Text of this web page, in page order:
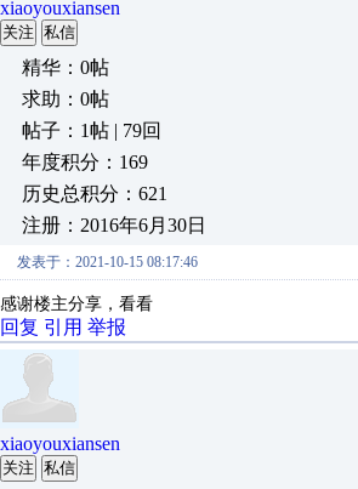
xiaoyouxiansen
关注 私信
精华：0帖
求助：0帖
帖子：1帖 | 79回
年度积分：169
历史总积分：621
注册：2016年6月30日
发表于：2021-10-15 08:17:46
感谢楼主分享，看看
回复 引用 举报
xiaoyouxiansen
关注 私信